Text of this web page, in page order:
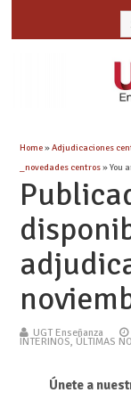
Home»Adjudicaciones
_novedades centros» You
UGT Enseñanza
INTERINOS, ÚLTIMAS
Únete a